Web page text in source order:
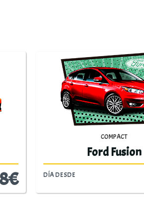
Volkswagen Golf
DÍA DESDE